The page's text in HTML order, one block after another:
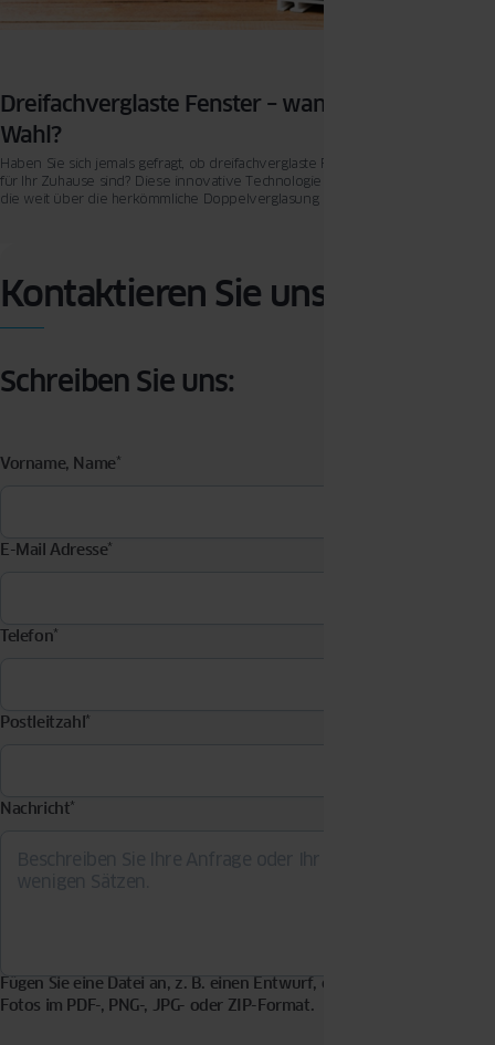
Dreifachverglaste Fenster – wann lohnt sich die
Wahl?
Haben Sie sich jemals gefragt, ob dreifachverglaste Fenster die richtige Wahl
für Ihr Zuhause sind? Diese innovative Technologie bietet zahlreiche Vorteile,
die weit über die herkömmliche Doppelverglasung hinausgehen.
Kontaktieren Sie uns
Schreiben Sie uns:
Vorname, Name*
E-Mail Adresse*
Telefon*
Postleitzahl *
Nachricht*
Fügen Sie eine Datei an, z. B. einen Entwurf, eine Visualisierung,
Fotos im PDF-, PNG-, JPG- oder ZIP-Format.